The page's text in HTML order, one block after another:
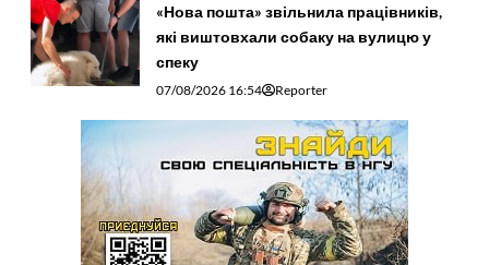
«Нова пошта» звільнила працівників,
які виштовхали собаку на вулицю у
спеку
07/08/2026 16:54 Reporter